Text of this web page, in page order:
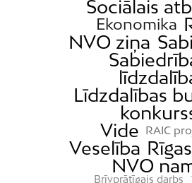
Sociālais
Ekonomika
NVO ziņa
Līdzdalības
Vide
RAIC
Veselība
NVO
Brīvprātīgais darbs